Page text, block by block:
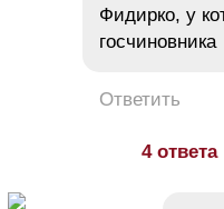
Фидирко, у
госчиновника
Ответить
4